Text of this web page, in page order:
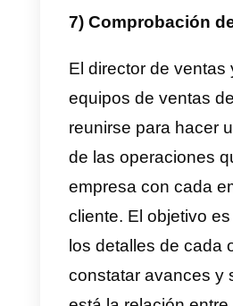
manejado una
venta. Tendrá
información de
necesitas para
5) Pipeline
Se refiere a la
ventas que